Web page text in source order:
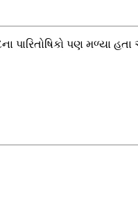
પારિતોષિકો પણ મળ્યા